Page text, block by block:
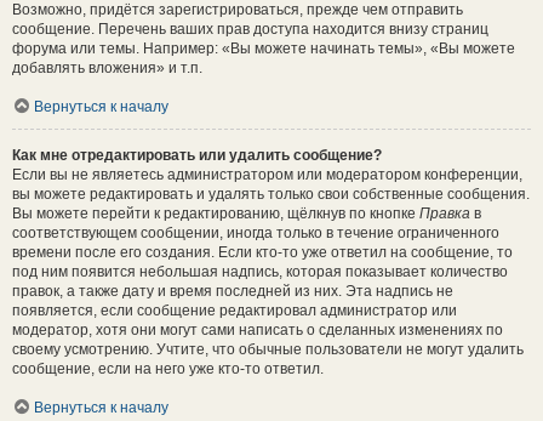
Возможно, придётся зарегистрироваться, прежде чем отправить
сообщение. Перечень ваших прав доступа находится внизу страниц
форума или темы. Например: «Вы можете начинать темы», «Вы можете
добавлять вложения» и т.п.
Вернуться к началу
Как мне отредактировать или удалить сообщение?
Если вы не являетесь администратором или модератором конференции,
вы можете редактировать и удалять только свои собственные сообщения.
Вы можете перейти к редактированию, щёлкнув по кнопке Правка в
соответствующем сообщении, иногда только в течение ограниченного
времени после его создания. Если кто-то уже ответил на сообщение, то
под ним появится небольшая надпись, которая показывает количество
правок, а также дату и время последней из них. Эта надпись не
появляется, если сообщение редактировал администратор или
модератор, хотя они могут сами написать о сделанных изменениях по
своему усмотрению. Учтите, что обычные пользователи не могут удалить
сообщение, если на него уже кто-то ответил.
Вернуться к началу